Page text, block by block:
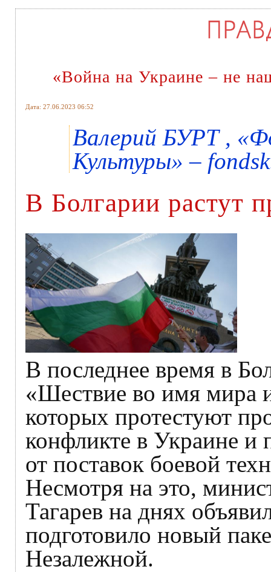
«Война на Украине – не
Дата: 27.06.2023 06:52
Валерий БУРТ ,
Культуры» –
В Болгарии растут
В последнее время в
«Шествие во имя мира
которых протестуют
конфликте в Украине и
от поставок боевой
Несмотря на это,
Тагарев на днях
подготовило новый
Незалежной.